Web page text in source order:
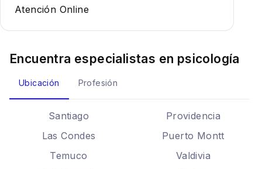
Atención Online
Encuentra especialistas en psicología
Ubicación Profesión
Santiago
Providencia
Las Condes
Puerto Montt
Temuco
Valdivia